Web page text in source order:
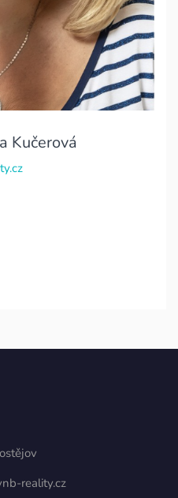
Kučerová
reality.cz